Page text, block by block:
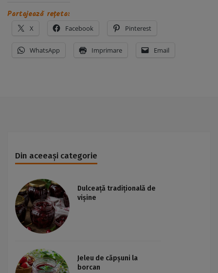
Partajează rețeta:
X Facebook Pinterest
WhatsApp Imprimare Email
Din aceeași categorie
Dulceață tradițională de
vișine
Jeleu de căpșuni la
borcan